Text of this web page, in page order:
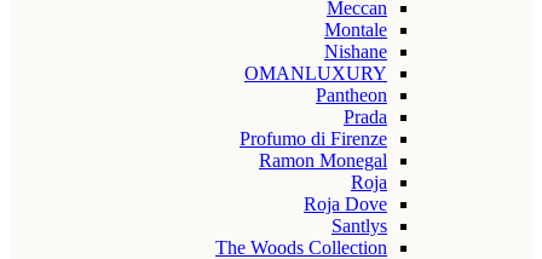
Meccan
Montale
Nishane
OMANLUXURY
Pantheon
Prada
Profumo di Firenze
Ramon Monegal
Roja
Roja Dove
Santlys
The Woods Collection